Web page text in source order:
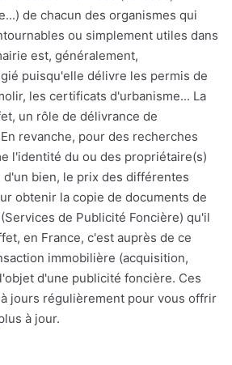
de chacun des organismes qui
ou simplement utiles dans
est, généralement,
puisqu'elle délivre les permis de
les certificats d'urbanisme... La
un rôle de délivrance de
revanche, pour des recherches
l'identité du ou des propriétaire(s)
d'un bien, le prix des différentes
obtenir la copie de documents de
de Publicité Foncière) qu'il
en France, c'est auprès de ce
immobilière (acquisition,
d'une publicité foncière. Ces
jours régulièrement pour vous offrir
à jour.